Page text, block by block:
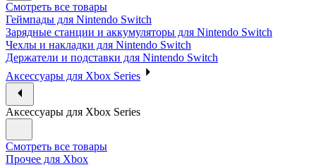
Смотреть все товары
Геймпады для Nintendo Switch
Зарядные станции и аккумуляторы для Nintendo Switch
Чехлы и накладки для Nintendo Switch
Держатели и подставки для Nintendo Switch
Аксессуары для Xbox Series
Аксессуары для Xbox Series
Смотреть все товары
Прочее для Xbox